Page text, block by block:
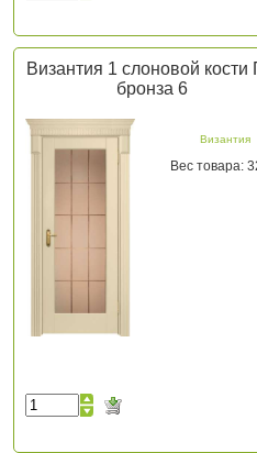
Византия 1 слоновой
бронза 6
Византия
Вес товара: